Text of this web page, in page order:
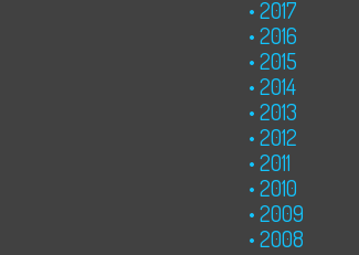
2017
2016
2015
2014
2013
2012
2011
2010
2009
2008